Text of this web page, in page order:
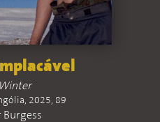
2025, 89
Burgess